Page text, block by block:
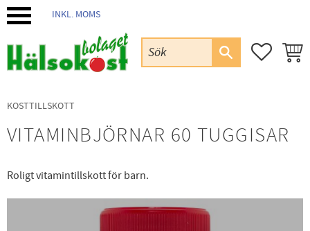
INKL. MOMS
KOSTTILLSKOTT
VITAMINBJÖRNAR 60 TUGGISAR
Roligt vitamintillskott för barn.